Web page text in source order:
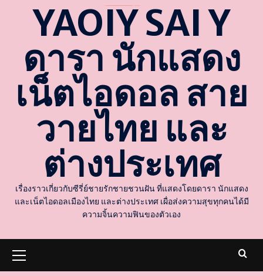
YAOIY SAI Y
ดารา นักแสดง
เน็ตไอดอล สาย
วายไทย และ
ต่างประเทศ
เรื่องราวเกี่ยวกับซีรี่ย์ชายรักชายชวนฝัน ที่แสดงโดยดารา นักแสดง
และเน็ตไอดอลเมืองไทย และต่างประเทศ เผื่อส่งความสุขทุกคนได้มี
ความจิ้นความฟินของตัวเอง
Menu